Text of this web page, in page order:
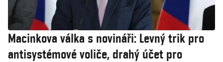
Macinkova válka s novináři: Levný trik pro
antisystémové voliče, drahý účet pro